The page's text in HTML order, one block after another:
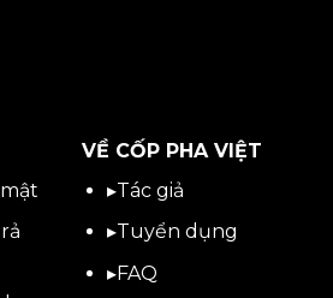
VỀ CỐP PHA VIỆT
▸Tác giả
▸Tuyển dụng
▸FAQ